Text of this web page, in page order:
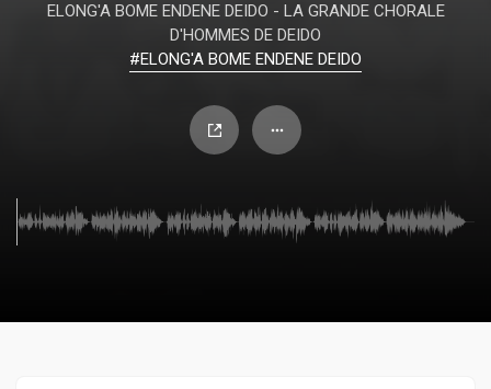
ELONG'A BOME ENDENE DEIDO - LA GRANDE CHORALE
D'HOMMES DE DEIDO
#ELONG'A BOME ENDENE DEIDO